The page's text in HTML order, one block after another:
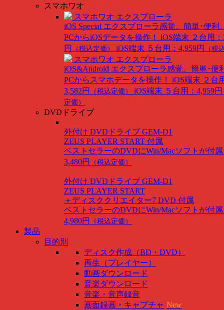
スマホワオ
スマホワオ エクスプローラ
iOS Special エクスプローラ感覚。簡単･便利
PCからiOSデータを操作！ iOS端末 ２台用：
円
（税込定価） iOS端末 ５台用：4,959円 （税
スマホワオ エクスプローラ
iOS&Android エクスプローラ感覚。簡単･便
PCからスマホデータを操作！ iOS端末 ２台
3,582円
（税込定価） iOS端末 ５台用：4,959円
定価）
DVDドライブ
外付け DVDドライブ GEM-D1
ZEUS PLAYER START 付属
ベストセラーのDVDにWin/Macソフトが付
3,480円
（税込定価）
外付け DVDドライブ GEM-D1
ZEUS PLAYER START
＋ディスククリエイター7 DVD 付属
ベストセラーのDVDにWin/Macソフトが付
4,980円
（税込定価）
製品
目的別
ディスク作成（BD・DVD）
再生（プレイヤー）
動画ダウンロード
音楽ダウンロード
音楽・音声録音
画面録画・キャプチャ New